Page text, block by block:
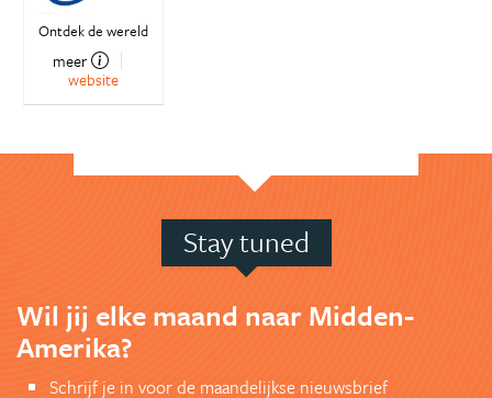
Ontdek de wereld
meer
website
Stay tuned
Wil jij elke maand naar Midden-
Amerika?
Schrijf je in voor de maandelijkse nieuwsbrief